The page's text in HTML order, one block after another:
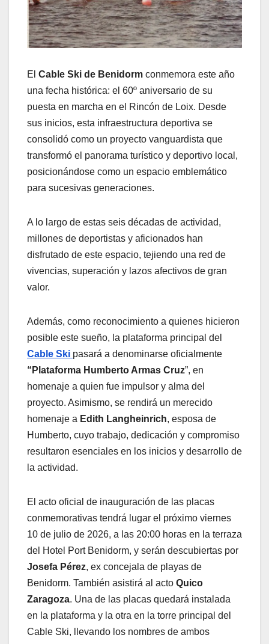
El Cable Ski de Benidorm conmemora este año
una fecha histórica: el 60º aniversario de su
puesta en marcha en el Rincón de Loix. Desde
sus inicios, esta infraestructura deportiva se
consolidó como un proyecto vanguardista que
transformó el panorama turístico y deportivo local,
posicionándose como un espacio emblemático
para sucesivas generaciones.
A lo largo de estas seis décadas de actividad,
millones de deportistas y aficionados han
disfrutado de este espacio, tejiendo una red de
vivencias, superación y lazos afectivos de gran
valor.
Además, como reconocimiento a quienes hicieron
posible este sueño, la plataforma principal del
Cable Ski pasará a denominarse oficialmente
“Plataforma Humberto Armas Cruz”, en
homenaje a quien fue impulsor y alma del
proyecto. Asimismo, se rendirá un merecido
homenaje a Edith Langheinrich, esposa de
Humberto, cuyo trabajo, dedicación y compromiso
resultaron esenciales en los inicios y desarrollo de
la actividad.
El acto oficial de inauguración de las placas
conmemorativas tendrá lugar el próximo viernes
10 de julio de 2026, a las 20:00 horas en la terraza
del Hotel Port Benidorm, y serán descubiertas por
Josefa Pérez, ex concejala de playas de
Benidorm. También asistirá al acto Quico
Zaragoza. Una de las placas quedará instalada
en la plataforma y la otra en la torre principal del
Cable Ski, llevando los nombres de ambos